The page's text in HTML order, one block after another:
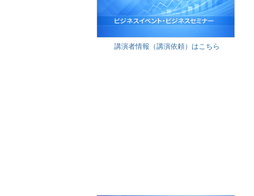
講演者情報（講演依頼）はこちら